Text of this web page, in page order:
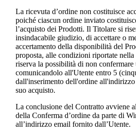
La ricevuta d’ordine non costituisce
poiché ciascun ordine inviato
l’acquisto dei Prodotti. Il Titolare si
insindacabile giudizio, di accettare o
accertamento della disponibilità del
proposta, alle condizioni riportate nella
riserva la possibilità di non confermare
comunicandolo all'Utente entro 5
dall'inserimento dell'ordine all'indirizzo
suo acquisto.
La conclusione del Contratto avviene
della Conferma d’ordine da parte di
all’indirizzo email fornito dall’Utente.